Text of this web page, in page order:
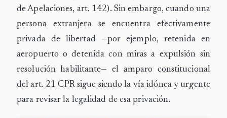
de Apelaciones, art. 142). Sin embargo, cuando una
persona extranjera se encuentra efectivamente
privada de libertad —por ejemplo, retenida en
aeropuerto o detenida con miras a expulsión sin
resolución habilitante— el amparo constitucional
del art. 21 CPR sigue siendo la vía idónea y urgente
para revisar la legalidad de esa privación.